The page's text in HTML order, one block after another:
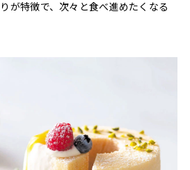
が特徴で、次々と食べ進めたくなる